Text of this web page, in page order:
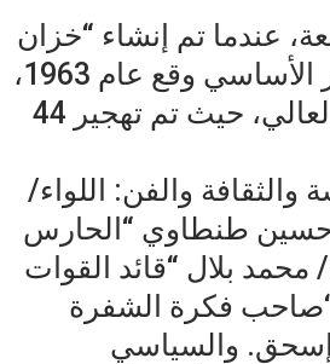
فترات متقطعة، عندما تم إنشاء “خزان
أسوان” لحل مشكلة فيضان النيل، إلا أن التهجير الأساسي وقع عام 1963،
عندما بدأت الحكومة في العمل على بناء السد العالي، حيث تم تهجير 44
والفن: اللواء/
طنطاوي “الحارس
محمد بلال “قائد القوات
فكرة الشفرة
إسحق. والسياسي